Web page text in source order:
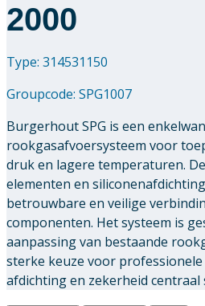
2000
Type: 314531150
Groupcode: SPG1007
Burgerhout SPG is een
rookgasafvoersysteem voor
druk en lagere temperaturen.
elementen en
betrouwbare en veilige
componenten. Het systeem is
aanpassing van bestaande
sterke keuze voor
afdichting en zekerheid centraal